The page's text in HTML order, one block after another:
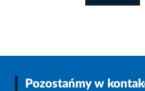
Pozostańmy w